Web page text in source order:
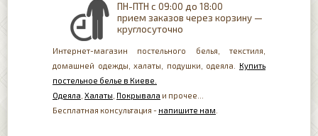
ПН-ПТН с 09:00 до 18:00
прием заказов через корзину —
круглосуточно
Интернет-магазин постельного белья, текстиля,
домашней одежды, халаты, подушки, одеяла. Купить
постельное белье в Киеве.
Одеяла Халаты Покрывала и прочее...
Бесплатная консультация - напишите нам